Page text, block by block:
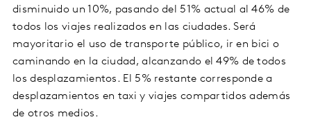
disminuido un 10%, pasando del 51% actual al 46% de
todos los viajes realizados en las ciudades. Será
mayoritario el uso de transporte público, ir en bici o
caminando en la ciudad, alcanzando el 49% de todos
los desplazamientos. El 5% restante corresponde a
desplazamientos en taxi y viajes compartidos además
de otros medios.